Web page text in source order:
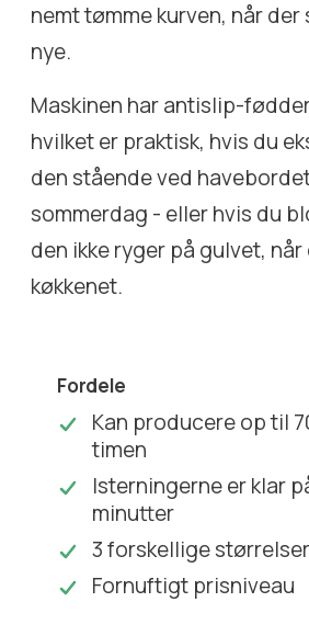
nemt tømme kurven, når
nye.
Maskinen har antislip-
hvilket er praktisk, hvis du
den stående ved
sommerdag - eller hvis du
den ikke ryger på gulvet,
køkkenet.
Fordele
Kan producere op til
timen
Isterningerne er klar
minutter
3 forskellige størrelser
Fornuftigt prisniveau